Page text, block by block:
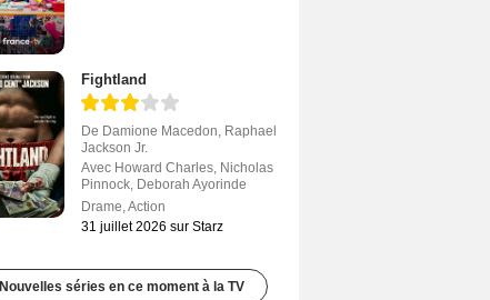
Fightland
De Damione Macedon, Raphael
Jackson Jr.
Avec Howard Charles, Nicholas
Pinnock, Deborah Ayorinde
Drame,Action
31 juillet 2026 sur Starz
Nouvelles séries en ce moment à la TV